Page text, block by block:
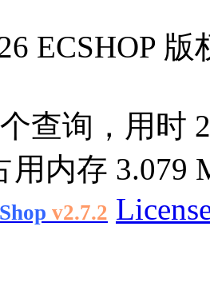
ECSHOP
查询，用时
用内存 3.079
v2.7.2